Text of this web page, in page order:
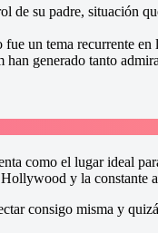
de su padre, situación
un tema recurrente
han generado tanto
como el lugar ideal
y la
consigo misma y